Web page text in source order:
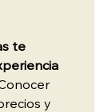
te
y